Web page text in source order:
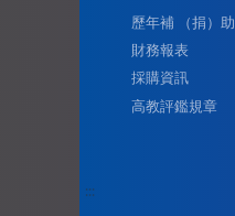
歷年補 （捐）助
財務報表
採購資訊
高教評鑑規章
:::